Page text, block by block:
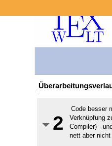
2
Code besser
Verknüpfung
Compiler) -
nett aber